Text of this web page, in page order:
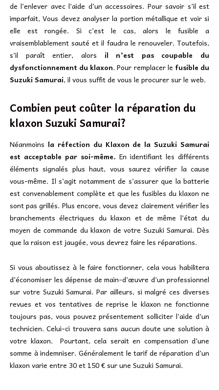
de l’enlever avec l’aide d’un accessoires. Pour savoir s’il est
imparfait, Vous devez analyser la portion métallique et voir si
elle est rongée. Si c’est le cas, alors le fusible a
vraisemblablement sauté et il faudra le renouveler. Toutefois,
s’il paraît entier, alors il n’est pas coupable du
dysfonctionnement du klaxon. Pour remplacer le fusible du
Suzuki Samurai, il vous suffit de vous le procurer sur le web.
Combien peut coûter la réparation du
klaxon Suzuki Samurai?
Néanmoins la réfection du Klaxon de la Suzuki Samurai
est acceptable par soi-même. En identifiant les différents
éléments signalés plus haut, vous saurez vérifier la cause
vous-même. Il s’agit notamment de s’assurer que la batterie
est convenablement complète et que les fusibles du klaxon ne
sont pas grillés. Plus encore, vous devez clairement vérifier les
branchements électriques du klaxon et de même l’état du
moyen de commande du klaxon de votre Suzuki Samurai. Dès
que la raison est jaugée, vous devrez faire les réparations.
Si vous aboutissez à le faire fonctionner, cela vous habilitera
d’économiser les dépense de main-d’œuvre d’un professionnel
sur votre Suzuki Samurai. Par ailleurs, si malgré ces diverses
revues et vos tentatives de reprise le klaxon ne fonctionne
toujours pas, vous pouvez présentement solliciter l’aide d’un
technicien. Celui-ci trouvera sans aucun doute une solution à
votre klaxon. Pourtant, cela serait en compensation d’une
somme à indemniser. Généralement le tarif de réparation d’un
klaxon varie entre 30 et 150 € sur une Suzuki Samurai.